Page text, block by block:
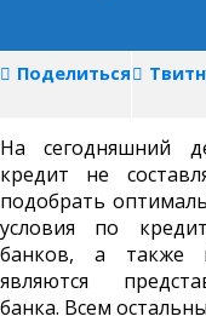
Поделиться
На сегодняшний
кредит не
подобрать
условия по
банков, а также
являются
банка. Всем